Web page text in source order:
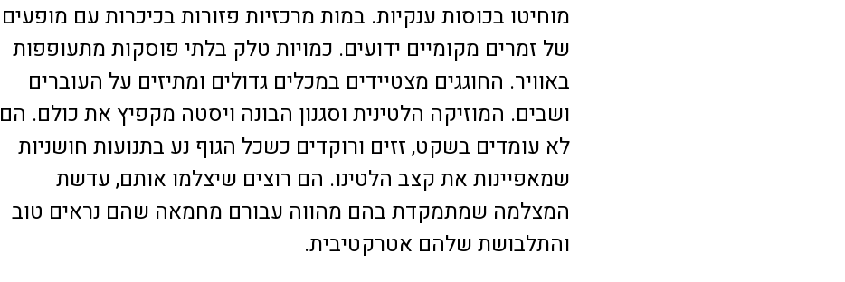
מוחיטו בכוסות ענקיות. במות מרכזיות פזורות בכיכרות עם מופעים
של זמרים מקומיים ידועים. כמויות טלק בלתי פוסקות מתעופפות
באוויר. החוגגים מצטיידים במכלים גדולים ומתיזים על העוברים
ושבים. המוזיקה הלטינית וסגנון הבונה ויסטה מקפיץ את כולם. הם
לא עומדים בשקט, זזים ורוקדים כשכל הגוף נע בתנועות חושניות
שמאפיינות את קצב הלטינו. הם רוצים שיצלמו אותם, עדשת
המצלמה שמתמקדת בהם מהווה עבורם מחמאה שהם נראים טוב
והתלבושת שלהם אטרקטיבית.